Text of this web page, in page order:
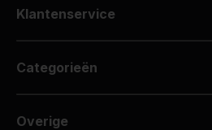
Klantenservice
Categorieën
Overige